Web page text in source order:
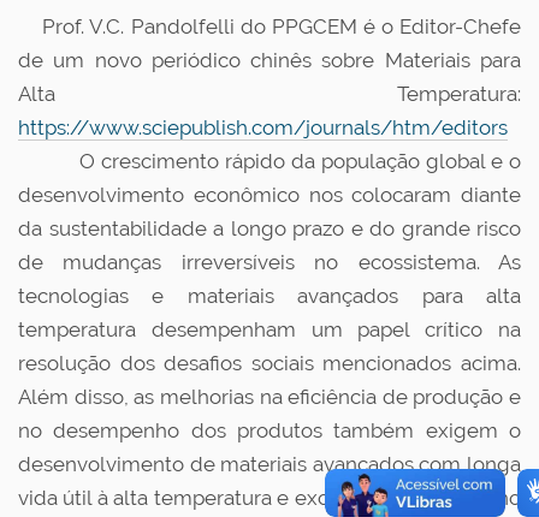
Prof. V.C. Pandolfelli do PPGCEM é o Editor-Chefe
de um novo periódico chinês sobre Materiais para
Alta Temperatura:
https://www.sciepublish.com/journals/htm/editors
O crescimento rápido da população global e o
desenvolvimento econômico nos colocaram diante
da sustentabilidade a longo prazo e do grande risco
de mudanças irreversíveis no ecossistema. As
tecnologias e materiais avançados para alta
temperatura desempenham um papel crítico na
resolução dos desafios sociais mencionados acima.
Além disso, as melhorias na eficiência de produção e
no desempenho dos produtos também exigem o
desenvolvimento de materiais avançados com longa
vida útil à alta temperatura e excelente desempenho